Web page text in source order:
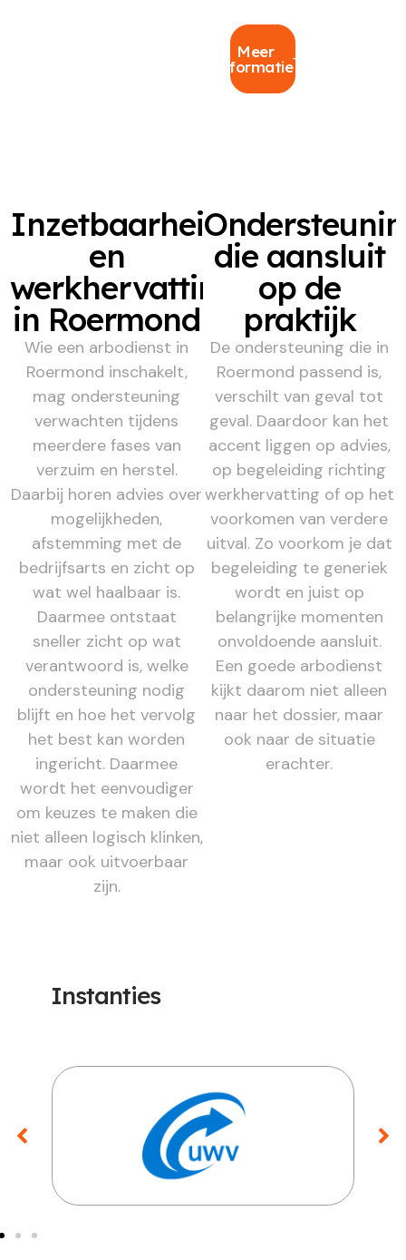
Meer
informatie
Inzetbaarheid
en
werkhervatting
in Roermond
Wie een arbodienst in
Roermond inschakelt,
mag ondersteuning
verwachten tijdens
meerdere fases van
verzuim en herstel.
Daarbij horen advies over
mogelijkheden,
afstemming met de
bedrijfsarts en zicht op
wat wel haalbaar is.
Daarmee ontstaat
sneller zicht op wat
verantwoord is, welke
ondersteuning nodig
blijft en hoe het vervolg
het best kan worden
ingericht. Daarmee
wordt het eenvoudiger
om keuzes te maken die
niet alleen logisch klinken,
maar ook uitvoerbaar
zijn.
die aansluit
op de
praktijk
De ondersteuning die in
Roermond passend is,
verschilt van geval tot
geval. Daardoor kan het
accent liggen op advies,
op begeleiding richting
werkhervatting of op het
voorkomen van verdere
uitval. Zo voorkom je dat
begeleiding te generiek
wordt en juist op
belangrijke momenten
onvoldoende aansluit.
Een goede arbodienst
kijkt daarom niet alleen
naar het dossier, maar
ook naar de situatie
erachter.
Instanties